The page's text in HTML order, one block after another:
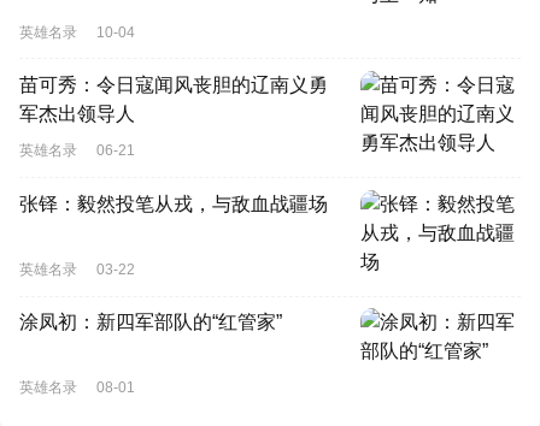
英雄名录 10-04
苗可秀：令日寇闻风丧胆的辽南义勇
军杰出领导人
英雄名录 06-21
张铎：毅然投笔从戎，与敌血战疆场
英雄名录 03-22
涂凤初：新四军部队的“红管家”
英雄名录 08-01